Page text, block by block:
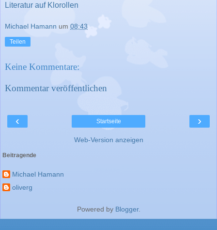
Literatur auf Klorollen
Michael Hamann um 08:43
Teilen
Keine Kommentare:
Kommentar veröffentlichen
‹ ›
Startseite
Web-Version anzeigen
Beitragende
Michael Hamann
oliverg
Powered by Blogger.